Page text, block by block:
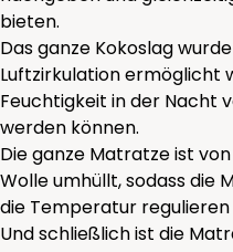
bieten.
Das ganze Kokoslag
Luftzirkulation ermöglicht
Feuchtigkeit in der Nacht
werden können.
Die ganze Matratze ist
Wolle umhüllt, sodass die
die Temperatur regulieren
Und schließlich ist die